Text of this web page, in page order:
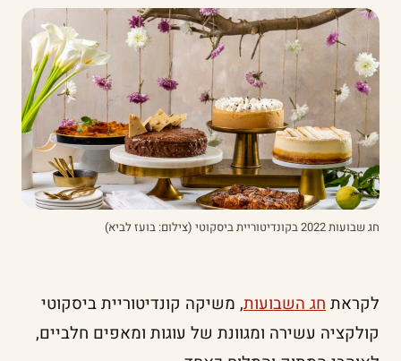
חג שבועות 2022 בקונדיטוריית ביסקוטי (צילום: בועז לביא)
לקראתחג השבועות, משיקה קונדיטוריית ביסקוטי
קולקציה עשירה ומגוונת של עוגות ומאפים חלביים,